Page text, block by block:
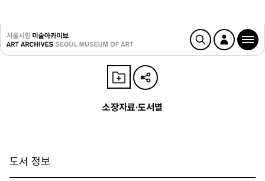
소장자료·도서별
도서 정보